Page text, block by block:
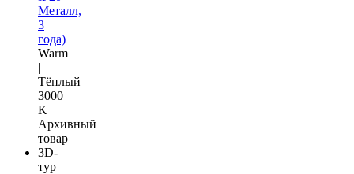
Металл,
3
года)
Warm
|
Тёплый
3000
K
Архивный
товар
3D-
тур